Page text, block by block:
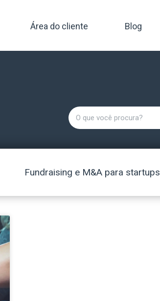
Área do cliente Blog
Fundraising e M&A para startups